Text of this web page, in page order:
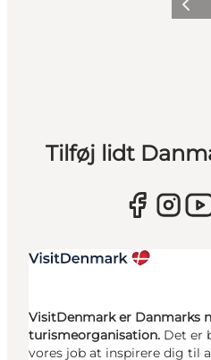
Tilføj lidt
VisitDenmark er Danmarks
turismeorganisation. Det er
vores job at inspirere dig til